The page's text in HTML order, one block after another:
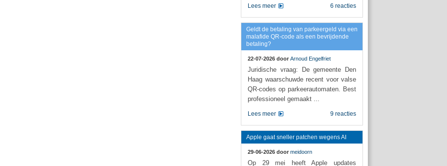
6 reacties
Lees meer
Geldt de betaling van parkeergeld via een
malafide QR-code als een bevrijdende
betaling?
22-07-2026 door Arnoud Engelfriet
Juridische vraag: De gemeente Den
Haag waarschuwde recent voor valse
QR-codes op parkeerautomaten. Best
professioneel gemaakt ...
9 reacties
Lees meer
Apple gaat sneller patchen wegens AI
29-06-2026 door meidoorn
Op 29 mei heeft Apple updates